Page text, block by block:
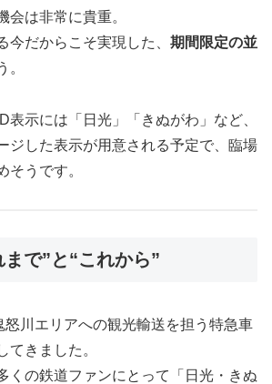
会は非常に貴重。
今だからこそ実現した、 期間限定の並
。
表示には「日光」「きぬがわ」など、
ジした表示が用意される予定で、臨場
そうです。
で”と“これから”
怒川エリアへの観光輸送を担う特急車
てきました。
くの鉄道ファンにとって「日光・きぬ